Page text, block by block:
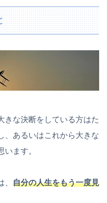
きな決断をしている方はた
、あるいはこれから大きな
ます。
自分の人生をもう一度見